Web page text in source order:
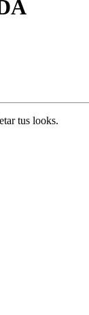
tus looks.